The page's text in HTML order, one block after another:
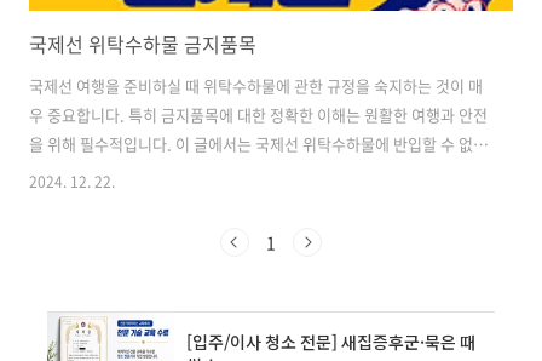
국제선 위탁수하물 금지품목
국제선 여행을 준비하실 때 위탁수하물에 관한 규정을 숙지하는 것이 매
우 중요합니다. 특히 금지품목에 대한 정확한 이해는 원활한 여행과 안전
을 위해 필수적입니다. 이 글에서는 국제선 위탁수하물에 반입할 수 없는
주요 금지품목들을 자세히 살펴보겠습니다. 폭발물 및 인화성 물질 안
습니다. 이러한 품목들은 비행 중 심각한 위험을 초래할 수 있기 때문입
인화성 액체• 70도를 초과하는 알코올 음료• 부탄, 프로판 등의 가스 및
가스 용기• 성냥(1갑 초과), 라이터 이러한 물품들은 항공기 내에서..
2024. 12. 22.
1